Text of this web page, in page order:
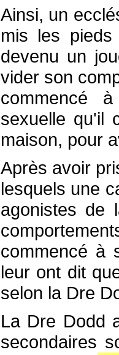
Ainsi, un
mis les
devenu un
vider son
commencé
sexuelle qu'il
maison, pour
Après avoir
lesquels une
agonistes de
commencé à
leur ont dit
selon la Dre
La Dre Dodd
secondaires